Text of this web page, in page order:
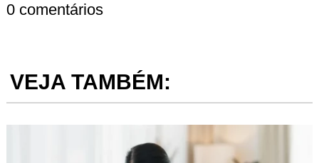
0 comentários
VEJA TAMBÉM: